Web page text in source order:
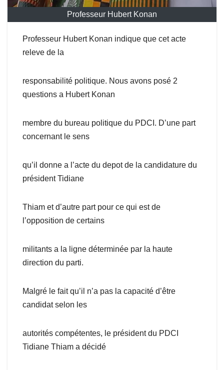
Professeur Hubert Konan
Professeur Hubert Konan indique que cet acte
releve de la
responsabilité politique. Nous avons posé 2
questions a Hubert Konan
membre du bureau politique du PDCI. D’une part
concernant le sens
qu’il donne a l’acte du depot de la candidature du
président Tidiane
Thiam et d’autre part pour ce qui est de
l’opposition de certains
militants a la ligne déterminée par la haute
direction du parti.
Malgré le fait qu’il n’a pas la capacité d’être
candidat selon les
autorités compétentes, le président du PDCI
Tidiane Thiam a décidé